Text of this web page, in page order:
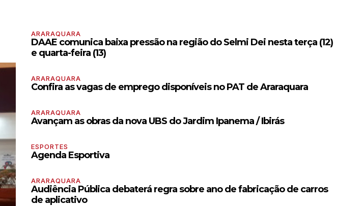
ARARAQUARA
DAAE comunica baixa pressão na região do Selmi Dei nesta terça (12)
e quarta-feira (13)
ARARAQUARA
Confira as vagas de emprego disponíveis no PAT de Araraquara
ARARAQUARA
Avançam as obras da nova UBS do Jardim Ipanema / Ibirás
ESPORTES
Agenda Esportiva
ARARAQUARA
Audiência Pública debaterá regra sobre ano de fabricação de carros
de aplicativo